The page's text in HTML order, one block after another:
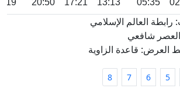
05:35
13:13
17:21
20:50
العالم الإسلامي
شافعي
قاعدة الزاوية
5
6
7
8